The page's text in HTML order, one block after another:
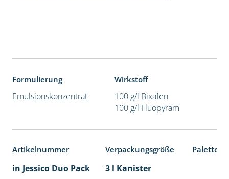
Formulierung
Emulsionskonzentrat
Wirkstoff
100 g/l Bixafen
100 g/l Fluopyram
Artikelnummer Verpackungsgröße
in Jessico Duo Pack 3 l Kanister